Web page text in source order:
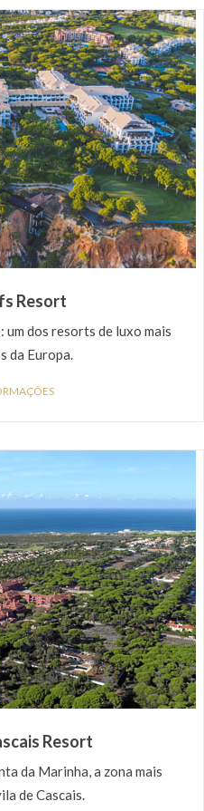
Resort
dos resorts de luxo mais
da Europa.
Resort
da Marinha, a zona mais
de Cascais.